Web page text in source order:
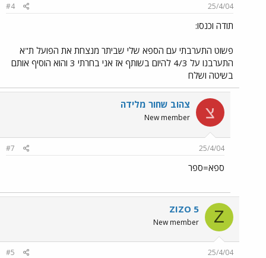
25/4/04
#4
תודה וכנסו:
פשוט התערבתי עם הספא שלי שביתר מנצחת את הפועל ת"א
התערבנו על 4/3 להיום בשותף אז אני בחרתי 3 והוא הוסיף אותם
בשיטה ושלח
צ צהוב שחור מלידה
New member
25/4/04
#7
ספא=ספר
Z
ZIZO 5
New member
25/4/04
#5